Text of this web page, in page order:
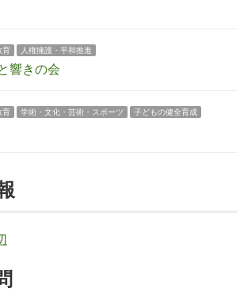
育 人権擁護・平和推進
響きの会
育 学術・文化・芸術・スポーツ 子どもの健全育成